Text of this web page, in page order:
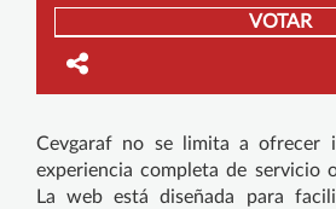
VOTAR
Cevgaraf no se limita a ofrecer
experiencia completa de servicio
La web está diseñada para